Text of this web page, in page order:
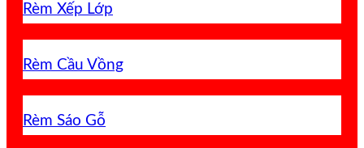
Rèm Xếp Lớp
Rèm Cầu Vồng
Rèm Sáo Gỗ